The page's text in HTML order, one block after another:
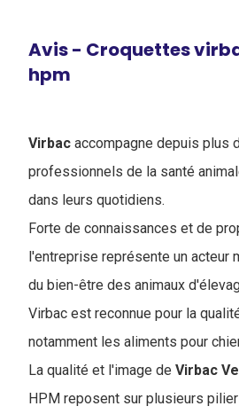
Avis - Croquettes
hpm
Virbac accompagne depuis plus
professionnels de la santé
dans leurs quotidiens.
Forte de connaissances et de
l'entreprise représente un acteur
du bien-être des animaux
Virbac est reconnue pour la
notamment les aliments pour
La qualité et l'image de Virbac
HPM reposent sur plusieurs